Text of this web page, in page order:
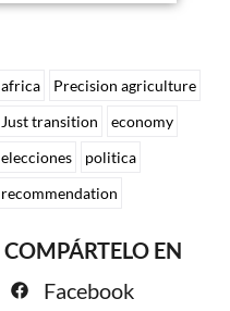
africa
Precision agriculture
Just transition
economy
elecciones
politica
recommendation
COMPÁRTELO EN
Facebook